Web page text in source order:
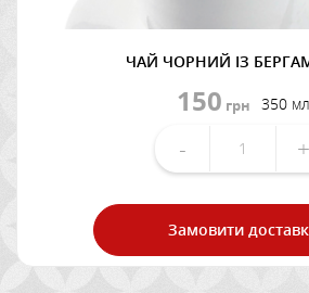
ЧАЙ ЧОРНИЙ ІЗ
150 грн 350 мл
- +
Замовити